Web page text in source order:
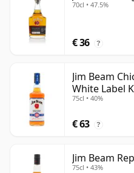
70cl • 47.5%
€ 36 ?
Jim Beam
White Label
75cl • 40%
€ 63 ?
Jim Beam
75cl • 43%